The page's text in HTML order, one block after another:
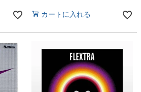
カートに入れる